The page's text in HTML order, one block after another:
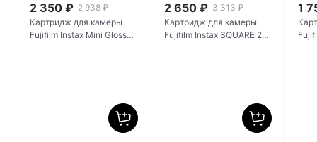
2 350 ₽ 2 938 ₽
Картридж для камеры
Fujifilm Instax Mini Glossy
2 650 ₽ 3 313 ₽
Картридж для камеры
Fujifilm Instax SQUARE 20
1